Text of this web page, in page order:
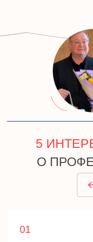
Открыть
ПАРТНЕРСТВО
Подробнее
Графические материалы